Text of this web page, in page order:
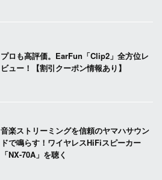
プロも高評価。EarFun「Clip2」全方位レ
ビュー！【割引クーポン情報あり】
音楽ストリーミングを信頼のヤマハサウン
ドで鳴らす！ワイヤレスHiFiスピーカー
「NX-70A」を聴く